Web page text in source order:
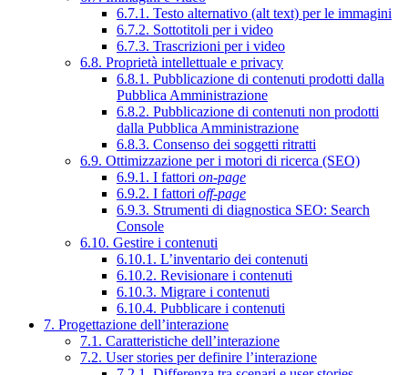
6.7.1. Testo alternativo (alt text) per le immagini
6.7.2. Sottotitoli per i video
6.7.3. Trascrizioni per i video
6.8. Proprietà intellettuale e privacy
6.8.1. Pubblicazione di contenuti prodotti dalla
Pubblica Amministrazione
6.8.2. Pubblicazione di contenuti non prodotti
dalla Pubblica Amministrazione
6.8.3. Consenso dei soggetti ritratti
6.9. Ottimizzazione per i motori di ricerca (SEO)
6.9.1. I fattori on-page
6.9.2. I fattori off-page
6.9.3. Strumenti di diagnostica SEO: Search
Console
6.10. Gestire i contenuti
6.10.1. L’inventario dei contenuti
6.10.2. Revisionare i contenuti
6.10.3. Migrare i contenuti
6.10.4. Pubblicare i contenuti
7. Progettazione dell’interazione
7.1. Caratteristiche dell’interazione
7.2. User stories per definire l’interazione